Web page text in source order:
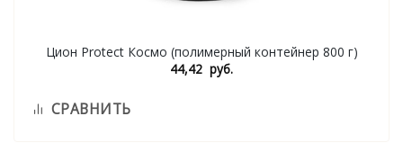
Цион Protect Космо (полимерный контейнер 800 г)
44,42 руб.
СРАВНИТЬ